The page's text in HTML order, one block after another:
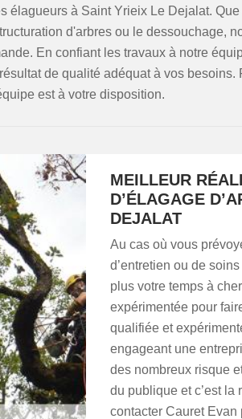
élagueurs à Saint Yrieix Le Dejalat.
d'arbres ou le dessouchage,
En confiant les travaux à notre
de qualité adéquat à vos
est à votre disposition.
MEILLEUR
D’ÉLAGAGE
DEJALAT
Au cas où vous
d’entretien ou de
plus votre temps à
expérimentée pour
qualifiée et
engageant une
des nombreux risque
du publique et c’est
contacter Cauret Evan